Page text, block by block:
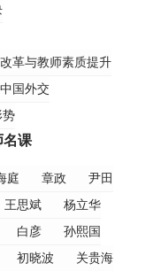
革与教师素质提升
国外交
势
名课
庭 章政
尹田
王思斌
杨立华
白彦
孙熙国
初晓波
关贵海